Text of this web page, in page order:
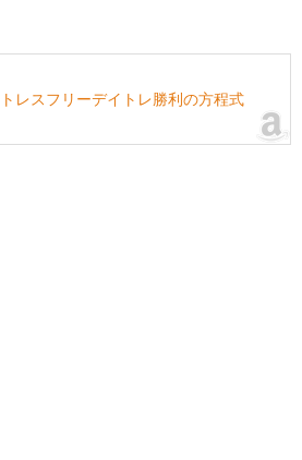
レスフリーデイトレ勝利の方程式